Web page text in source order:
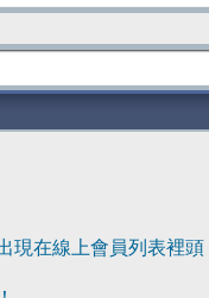
現在線上會員列表裡頭